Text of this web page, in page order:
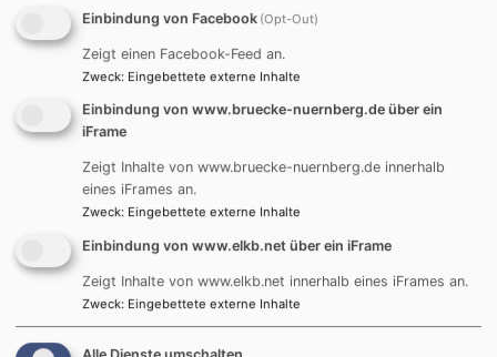
Geschichten anzubieten, die von der Möglichkeit des
Innehaltens, der Umkehr und des Neuanfangs erzählen. Dinge,
Belmin Mehic, bosnikaischer Imam des Münchner Forum für
Islam und Thomas Amberg von BRÜCKE-KÖPRÜgestalteten die
beiden theologischen Impulsreferate des Abends. Gemeinsam
menschliches Potential zu Veränderung und über die
gemeinsame Verantwortung von Christen und Muslimen im hier
und jetzt unserer Zeit.
Einbindung von Facebook (Opt-Out)
Zeigt einen Facebook-Feed an.
Zweck: Eingebettete externe Inhalte
Einbindung von www.bruecke-nuernberg.de über ein
iFrame
Zeigt Inhalte von www.bruecke-nuernberg.de innerhalb
eines iFrames an.
Zweck: Eingebettete externe Inhalte
Einbindung von www.elkb.net über ein iFrame
Zeigt Inhalte von www.elkb.net innerhalb eines iFrames an.
Zweck: Eingebettete externe Inhalte